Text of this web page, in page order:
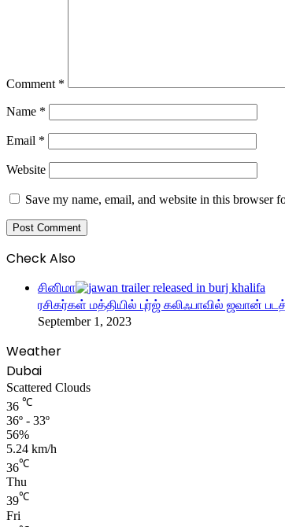
Comment *
Name *
Email *
Website
Save my name, email, and website in this browser
Check Also
சினிமா
ரசிகர்கள் மத்தியில் புர்ஜ் கலிஃபாவில் ஜவான்
September 1, 2023
Weather
Dubai
Scattered Clouds
36 ℃
36º - 33º
56%
5.24 km/h
36℃
Thu
39℃
Fri